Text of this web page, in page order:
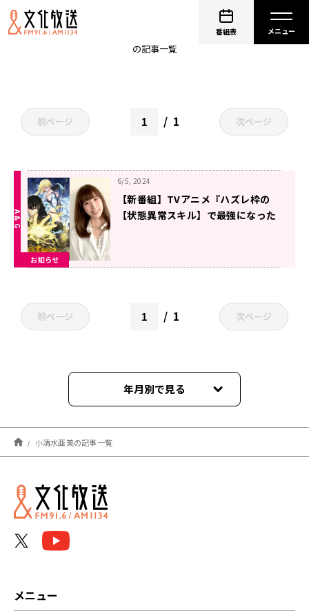
番組表
の記事一覧
前ページ 1 次ページ
お知らせ
6/5, 2024
【新番組】TVアニメ『ハズレ枠の
【状態異常スキル】で最強になった
前ページ 1 次ページ
年月別で見る
2024年09月
2024年08月
2024年07月
小清水亜美の記事一覧
メニュー